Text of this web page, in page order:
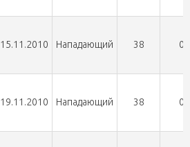
15.11.2010 Нападающий 38 0
19.11.2010 Нападающий 38 0